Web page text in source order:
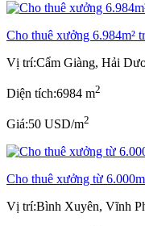
Cho thuê xưởng
Vị trí:Cẩm Giàng, Hải
Diện tích:6984 m2
Giá:50 USD/m2
Cho thuê xưởng từ
Vị trí:Bình Xuyên, Vĩnh